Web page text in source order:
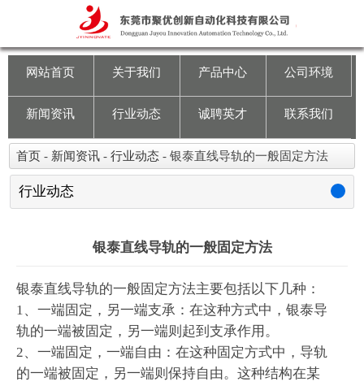
网站首页
公司环境
联系我们
网站首页 关于我们 产品中心 公司环境
新闻资讯 行业动态 诚聘英才 联系我们
首页 - 新闻资讯 - 行业动态 - 银泰直线导轨的一般固定方法
行业动态
银泰直线导轨的一般固定方法
银泰直线导轨的一般固定方法主要包括以下几种：
1、一端固定，另一端支承：在这种方式中，银泰导
轨的一端被固定，另一端则起到支承作用。
2、一端固定，一端自由：在这种固定方式中，导轨
的一端被固定，另一端则保持自由。这种结构在某